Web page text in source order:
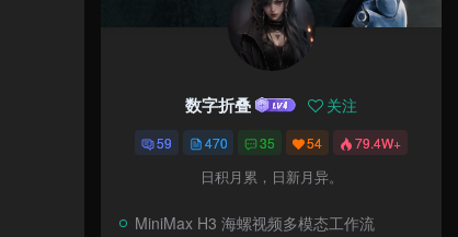
数字折叠 关注
59 470 35 54 79.4W+
日积月累，日新月异。
MiniMax H3 海螺视频多模态工作流